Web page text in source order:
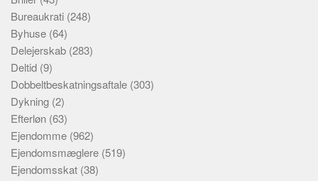
Bureaukrati (248)
Byhuse (64)
Delejerskab (283)
Deltid (9)
Dobbeltbeskatningsaftale (303)
Dykning (2)
Efterløn (63)
Ejendomme (962)
Ejendomsmæglere (519)
Ejendomsskat (38)